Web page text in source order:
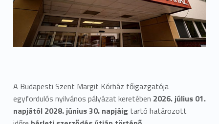
A Budapesti Szent Margit Kórház főigazgatója
egyfordulós nyilvános pályázat keretében 2026. július 01.
napjától 2028. június 30. napjáig tartó határozott